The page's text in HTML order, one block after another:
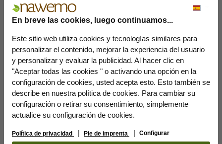
En breve las cookies, luego continuamos...
Este sitio web utiliza cookies y tecnologías similares para
personalizar el contenido, mejorar la experiencia del usuario
y personalizar y evaluar la publicidad. Al hacer clic en
"Aceptar todas las cookies " o activando una opción en la
configuración de cookies, usted acepta esto. Esto también se
describe en nuestra política de cookies. Para cambiar su
configuración o retirar su consentimiento, simplemente
actualice su configuración de cookies.
Política de privacidad Pie de imprenta Configurar